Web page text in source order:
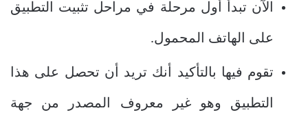
الآن تبدأ أول مرحلة في مراحل تثبيت التطبيق
على الهاتف المحمول.
تقوم فيها بالتأكيد أنك تريد أن تحصل على هذا
التطبيق وهو غير معروف المصدر من جهة